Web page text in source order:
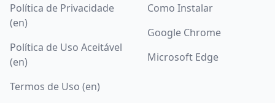
Política de Privacidade
(en)
Política de Uso Aceitável
(en)
Termos de Uso (en)
Como Instalar
Google Chrome
Microsoft Edge